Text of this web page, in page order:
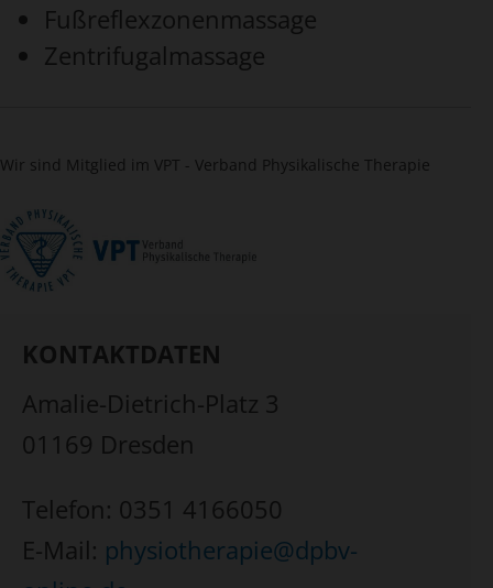
Fußreflexzonenmassage
Zentrifugalmassage
Wir sind Mitglied im VPT - Verband Physikalische Therapie
KONTAKTDATEN
Amalie-Dietrich-Platz 3
01169 Dresden
Telefon: 0351 4166050
E-Mail: physiotherapie@dpbv-